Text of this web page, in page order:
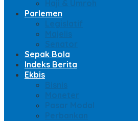
Haji & Umroh
Parlemen
Legislatif
Majelis
Senator
Sepak Bola
Indeks Berita
Ekbis
Bisnis
Moneter
Pasar Modal
Perbankan